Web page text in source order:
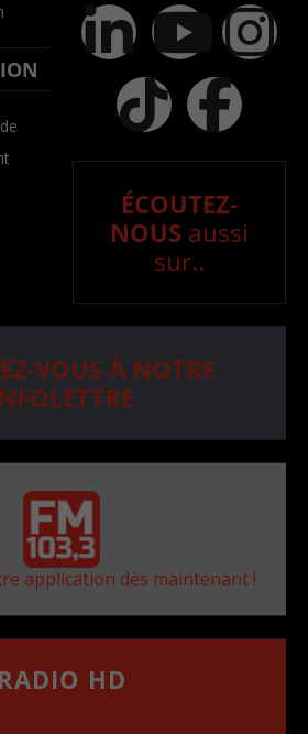
ÉCOUTEZ-
NOUS aussi
sur..
VOUS À NOTRE
application dès maintenant !
RADIO HD